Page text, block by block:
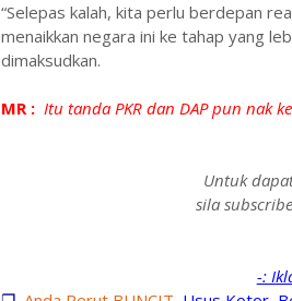
“Selepas kalah, kita perlu berdepan
menaikkan negara ini ke tahap yang
dimaksudkan.
MR :Itu tanda PKR dan DAP pun nak
Untuk
sila
-: